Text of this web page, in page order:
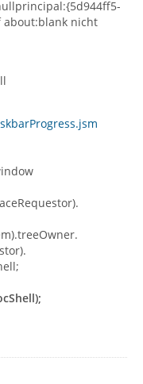
about:blank nicht